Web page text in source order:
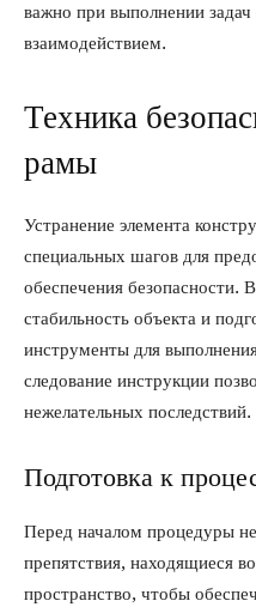
важно при выполнении
взаимодействием.
Техника
рамы
Устранение элемента
специальных шагов для
обеспечения безопасности.
стабильность объекта и
инструменты для
следование инструкции
нежелательных последствий.
Подготовка к
Перед началом процедуры
препятствия, находящиеся
пространство, чтобы